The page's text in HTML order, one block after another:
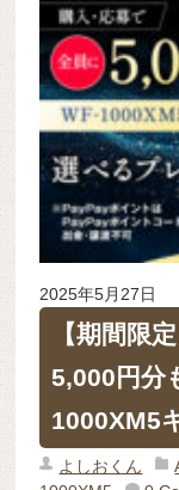
2025年5月27日
【期間限
5,000円分
1000XM5
よしおくん